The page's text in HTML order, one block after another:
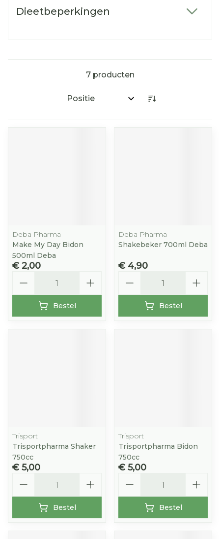
Dieetbeperkingen
7producten
Sorteer op:
Deba Pharma
Make My Day Bidon
500ml Deba
€ 2,00
Bestel
Deba Pharma
Shakebeker 700ml Deba
€ 4,90
Bestel
Trisport
Trisportpharma Shaker
750cc
€ 5,00
Bestel
Trisport
Trisportpharma Bidon
750cc
€ 5,00
Bestel